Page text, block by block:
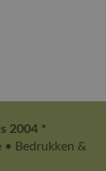
2004 *
• Bedrukken &